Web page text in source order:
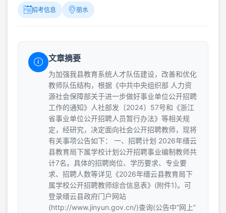
招考信息 丽水
文章摘要
为加强我县教育系统人才队伍建设，改善和优化
教师队伍结构，根据《中共中央组织部 人力资
源社会保障部关于进一步做好事业单位公开招聘
工作的通知》人社部发〔2024〕57号和《浙江
省事业单位公开招聘人员暂行办法》等相关规
定，经研究，决定面向社会公开招聘教师，现将
有关事项公告如下： 一、招聘计划 2026年缙云
县教育局下属学校计划公开招聘事业编制教师共
计7名。具体的招聘岗位、学历要求、专业要
求、招聘人数等详见《2026年缙云县教育局下
属学校公开招聘教师综合信息表》(附件1)。可
登录缙云县政府门户网站
(http://www.jinyun.gov.cn/)查询(公告中“网上”